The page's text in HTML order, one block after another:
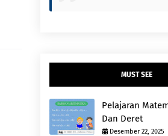
MUST SEE
Pelajaran
Dan Deret
Desember 22, 2025